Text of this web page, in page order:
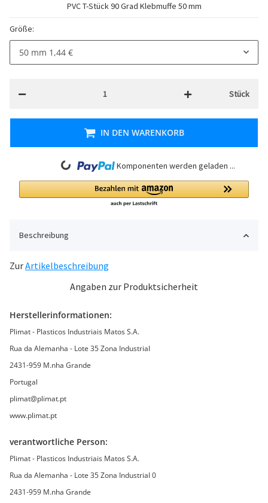
PVC T-Stück 90 Grad Klebmuffe 50 mm
Größe:
50 mm 1,44 €
Stück
IN DEN WARENKORB
Loading... Komponenten werden geladen ...
Beschreibung
ZurArtikelbeschreibung
Angaben zur Produktsicherheit
Herstellerinformationen:
Plimat - Plasticos Industriais Matos S.A.
Rua da Alemanha - Lote 35 Zona Industrial
2431-959 M.nha Grande
Portugal
plimat@plimat.pt
www.plimat.pt
verantwortliche Person:
Plimat - Plasticos Industriais Matos S.A.
Rua da Alemanha - Lote 35 Zona Industrial 0
2431-959 M.nha Grande